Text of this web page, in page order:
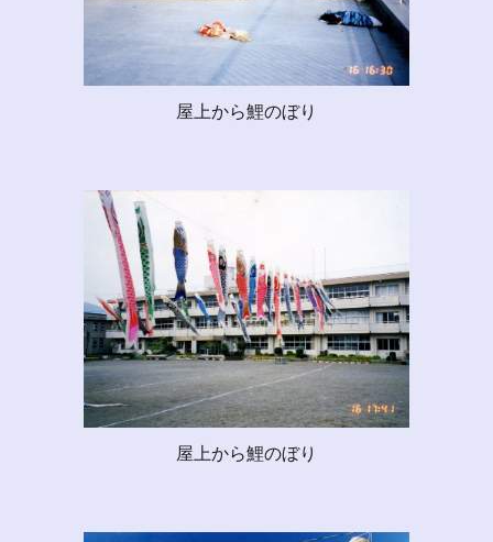
屋上から鯉のぼり
屋上から鯉のぼり